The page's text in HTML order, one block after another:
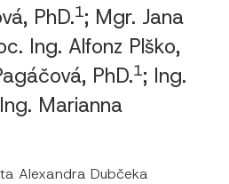
PhD.1; Mgr. Jana
Ing. Alfonz Plško,
PhD.1; Ing.
Marianna
Alexandra Dubčeka